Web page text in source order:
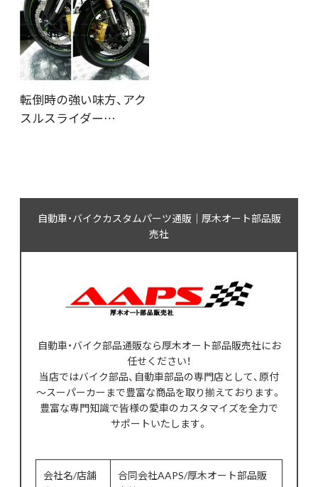
転倒時の強い味方、アク
スルスライダー…
自動車・バイクカスタムパーツ通販｜厚木オート部品販
売社
自動車・バイク部品通販なら厚木オート部品販売社にお
任せください！
当店ではバイク部品、自動車部品の専門店として、原付
～スーパーカーまで豊富な商品を取り揃えております。
豊富な専門知識で皆様の愛車のカスタマイズを全力で
サポートいたします。
会社名/店舗
合同会社AAPS/厚木オート部品販